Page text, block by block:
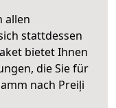
allen
stattdessen
bietet Ihnen
die Sie für
nach Preiļi